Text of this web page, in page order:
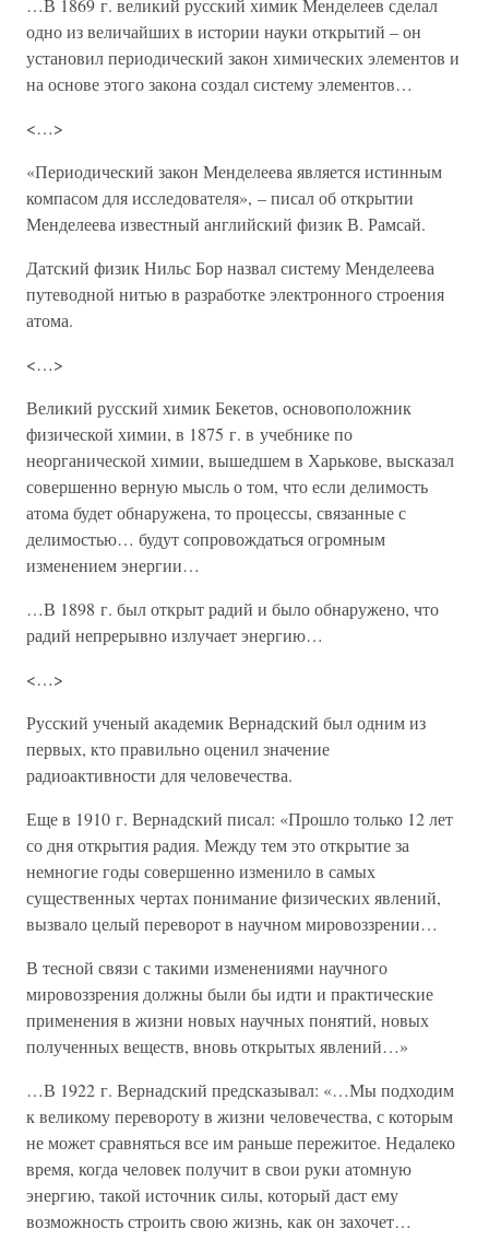
…В 1869 г. великий русский химик Менделеев сделал
одно из величайших в истории науки открытий – он
установил периодический закон химических элементов и
на основе этого закона создал систему элементов…
<…>
«Периодический закон Менделеева является истинным
компасом для исследователя», – писал об открытии
Менделеева известный английский физик В. Рамсай.
Датский физик Нильс Бор назвал систему Менделеева
путеводной нитью в разработке электронного строения
атома.
<…>
Великий русский химик Бекетов, основоположник
физической химии, в 1875 г. в учебнике по
неорганической химии, вышедшем в Харькове, высказал
совершенно верную мысль о том, что если делимость
атома будет обнаружена, то процессы, связанные с
делимостью… будут сопровождаться огромным
изменением энергии…
…В 1898 г. был открыт радий и было обнаружено, что
радий непрерывно излучает энергию…
<…>
Русский ученый академик Вернадский был одним из
первых, кто правильно оценил значение
радиоактивности для человечества.
Еще в 1910 г. Вернадский писал: «Прошло только 12 лет
со дня открытия радия. Между тем это открытие за
немногие годы совершенно изменило в самых
существенных чертах понимание физических явлений,
вызвало целый переворот в научном мировоззрении…
В тесной связи с такими изменениями научного
мировоззрения должны были бы идти и практические
применения в жизни новых научных понятий, новых
полученных веществ, вновь открытых явлений…»
…В 1922 г. Вернадский предсказывал: «…Мы подходим
к великому перевороту в жизни человечества, с которым
не может сравняться все им раньше пережитое. Недалеко
время, когда человек получит в свои руки атомную
энергию, такой источник силы, который даст ему
возможность строить свою жизнь, как он захочет…